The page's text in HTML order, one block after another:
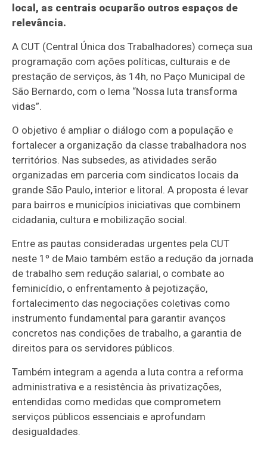
local, as centrais ocuparão outros espaços de
relevância.
A CUT (Central Única dos Trabalhadores) começa sua
programação com ações políticas, culturais e de
prestação de serviços, às 14h, no Paço Municipal de
São Bernardo, com o lema “Nossa luta transforma
vidas”.
O objetivo é ampliar o diálogo com a população e
fortalecer a organização da classe trabalhadora nos
territórios. Nas subsedes, as atividades serão
organizadas em parceria com sindicatos locais da
grande São Paulo, interior e litoral. A proposta é levar
para bairros e municípios iniciativas que combinem
cidadania, cultura e mobilização social.
Entre as pautas consideradas urgentes pela CUT
neste 1º de Maio também estão a redução da jornada
de trabalho sem redução salarial, o combate ao
feminicídio, o enfrentamento à pejotização,
fortalecimento das negociações coletivas como
instrumento fundamental para garantir avanços
concretos nas condições de trabalho, a garantia de
direitos para os servidores públicos.
Também integram a agenda a luta contra a reforma
administrativa e a resistência às privatizações,
entendidas como medidas que comprometem
serviços públicos essenciais e aprofundam
desigualdades.